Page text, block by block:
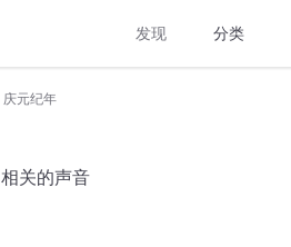
发现 分类
庆元纪年
相关的声音